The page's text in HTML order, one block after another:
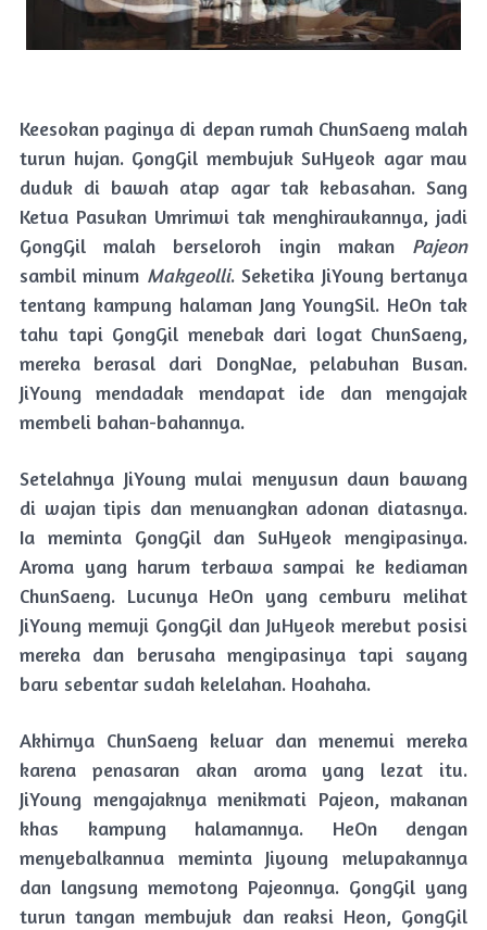
Keesokan paginya di depan rumah ChunSaeng malah
turun hujan. GongGil membujuk SuHyeok agar mau
duduk di bawah atap agar tak kebasahan. Sang
Ketua Pasukan Umrimwi tak menghiraukannya, jadi
GongGil malah berseloroh ingin makan Pajeon
sambil minum Makgeolli. Seketika JiYoung bertanya
tentang kampung halaman Jang YoungSil. HeOn tak
tahu tapi GongGil menebak dari logat ChunSaeng,
mereka berasal dari DongNae, pelabuhan Busan.
JiYoung mendadak mendapat ide dan mengajak
membeli bahan-bahannya.
Setelahnya JiYoung mulai menyusun daun bawang
di wajan tipis dan menuangkan adonan diatasnya.
Ia meminta GongGil dan SuHyeok mengipasinya.
Aroma yang harum terbawa sampai ke kediaman
ChunSaeng. Lucunya HeOn yang cemburu melihat
JiYoung memuji GongGil dan JuHyeok merebut posisi
mereka dan berusaha mengipasinya tapi sayang
baru sebentar sudah kelelahan. Hoahaha.
Akhirnya ChunSaeng keluar dan menemui mereka
karena penasaran akan aroma yang lezat itu.
JiYoung mengajaknya menikmati Pajeon, makanan
khas kampung halamannya. HeOn dengan
menyebalkannua meminta Jiyoung melupakannya
dan langsung memotong Pajeonnya. GongGil yang
turun tangan membujuk dan reaksi Heon, GongGil